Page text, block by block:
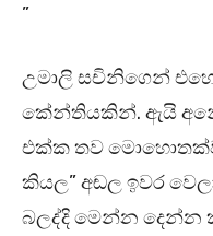
”
උමාලි සචිනිගෙන්
කේන්තියකින්. ඇයි
එක්ක තව
කියල” අඬල ඉවර
බලද්දි මෙන්න දෙන්න